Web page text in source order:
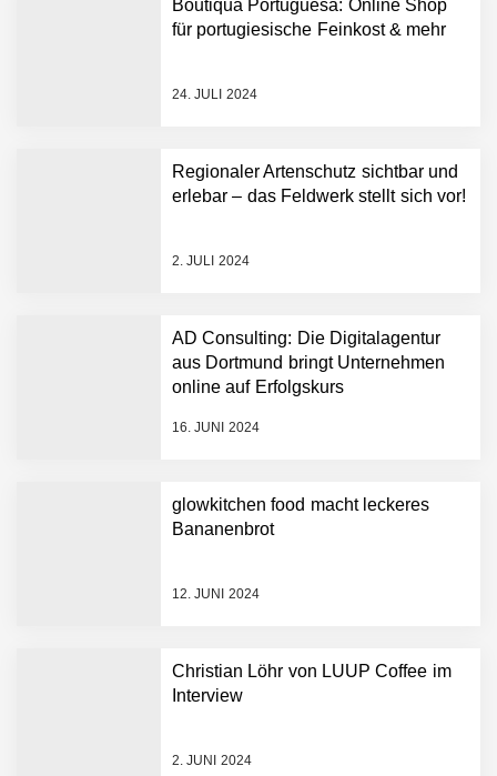
Boutiqua Portuguesa: Online Shop
für portugiesische Feinkost & mehr
24. JULI 2024
Regionaler Artenschutz sichtbar und
erlebar – das Feldwerk stellt sich vor!
2. JULI 2024
AD Consulting: Die Digitalagentur
aus Dortmund bringt Unternehmen
online auf Erfolgskurs
16. JUNI 2024
glowkitchen food macht leckeres
Bananenbrot
12. JUNI 2024
Christian Löhr von LUUP Coffee im
Interview
2. JUNI 2024Boutiqua Portuguesa